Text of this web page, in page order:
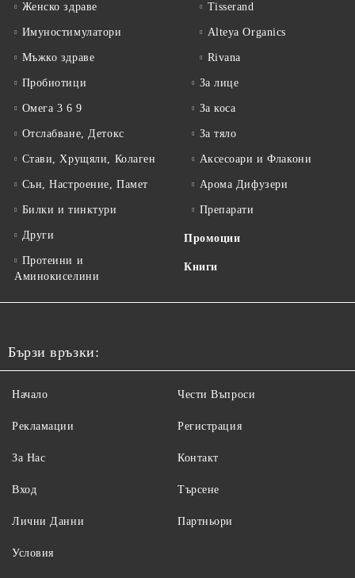
Женско здраве
Имуностимулатори
Мъжко здраве
Пробиотици
Омега 3 6 9
Отслабване, Детокс
Стави, Хрущяли, Колаген
Сън, Настроение, Памет
Билки и тинктури
Други
Протеини и
Аминокиселини
Tisserand
Alteya Organics
Rivana
За лице
За коса
За тяло
Аксесоари и Флакони
Арома Дифузери
Препарати
Промоции
Книги
Бързи връзки:
Начало
Рекламации
За Нас
Вход
Чести Въпроси
Регистрация
Контакт
Търсене
Лични Данни
Условия
Партньори